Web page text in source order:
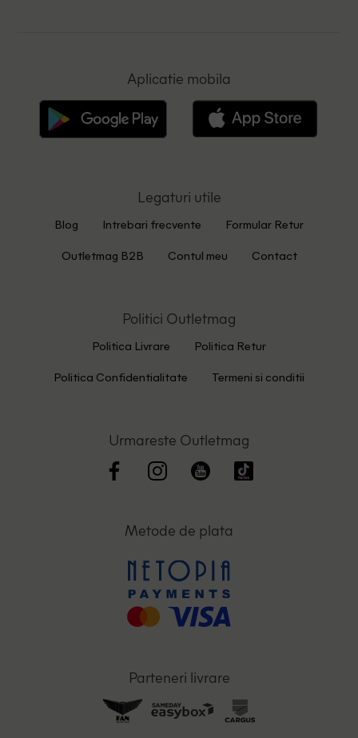
Aplicatie mobila
Legaturi utile
Blog Intrebari frecvente Formular Retur
Outletmag B2B Contul meu Contact
Politici Outletmag
Politica Livrare Politica Retur
Politica Confidentialitate Termeni si conditii
Urmareste Outletmag
Metode de plata
Parteneri livrare